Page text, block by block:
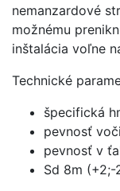
nemanzardové
možnému
inštalácia voľne
Technické
špecifická
pevnosť
pevnosť v
Sd 8m (+2;-